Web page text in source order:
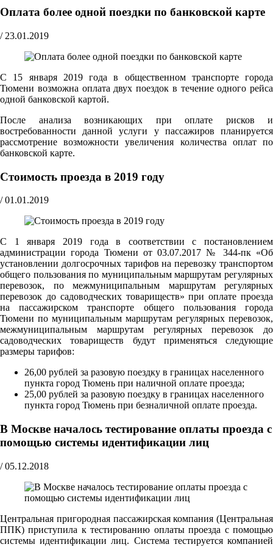
Оплата более одной поездки по банковской карте
/ 23.01.2019
С 15 января 2019 года в общественном транспорте города
Тюмени возможна оплата двух поездок в течение одного рейса
одной банковской картой.
После анализа возникающих при оплате рисков и
востребованности данной услуги у пассажиров планируется
рассмотрение возможности увеличения количества оплат по
банковской карте.
Стоимость проезда в 2019 году
/ 01.01.2019
С 1 января 2019 года в соответствии с постановлением
администрации города Тюмени от 03.07.2017 № 344-пк «Об
установлении долгосрочных тарифов на перевозку транспортом
общего пользования по муниципальным маршрутам регулярных
перевозок, по межмуниципальным маршрутам регулярных
перевозок до садоводческих товариществ» при оплате проезда
на пассажирском транспорте общего пользования города
Тюмени по муниципальным маршрутам регулярных перевозок,
межмуниципальным маршрутам регулярных перевозок до
садоводческих товариществ будут применяться следующие
размеры тарифов:
26,00 рублей за разовую поездку в границах населенного
пункта город Тюмень при наличной оплате проезда;
25,00 рублей за разовую поездку в границах населенного
пункта город Тюмень при безналичной оплате проезда.
В Москве началось тестирование оплаты проезда с
помощью системы идентификации лиц
/ 05.12.2018
Центральная пригородная пассажирская компания (Центральная
ППК) приступила к тестированию оплаты проезда с помощью
системы идентификации лиц. Система тестируется компанией